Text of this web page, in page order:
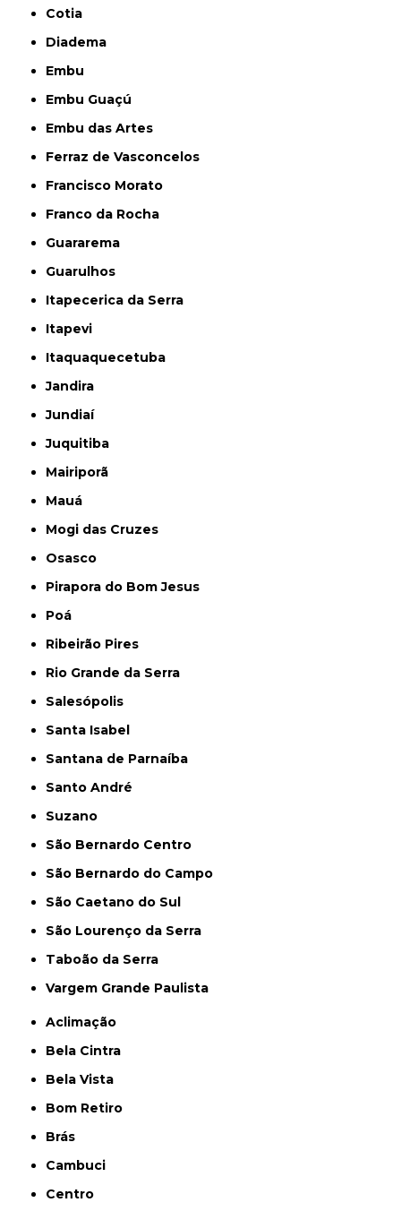
Cotia
Diadema
Embu
Embu Guaçú
Embu das Artes
Ferraz de Vasconcelos
Francisco Morato
Franco da Rocha
Guararema
Guarulhos
Itapecerica da Serra
Itapevi
Itaquaquecetuba
Jandira
Jundiaí
Juquitiba
Mairiporã
Mauá
Mogi das Cruzes
Osasco
Pirapora do Bom Jesus
Poá
Ribeirão Pires
Rio Grande da Serra
Salesópolis
Santa Isabel
Santana de Parnaíba
Santo André
Suzano
São Bernardo Centro
São Bernardo do Campo
São Caetano do Sul
São Lourenço da Serra
Taboão da Serra
Vargem Grande Paulista
Aclimação
Bela Cintra
Bela Vista
Bom Retiro
Brás
Cambuci
Centro